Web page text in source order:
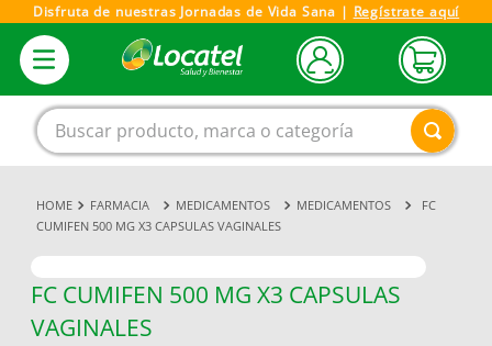
Disfruta de nuestras Jornadas de Vida Sana | Regístrate aquí
Buscar producto, marca o categoría
FARMACIA MEDICAMENTOS MEDICAMENTOS
FC
CUMIFEN 500 MG X3 CAPSULAS VAGINALES
FC CUMIFEN 500 MG X3 CAPSULAS
VAGINALES
1.
magnesio
3.
tensiometro
4.
vitamina c